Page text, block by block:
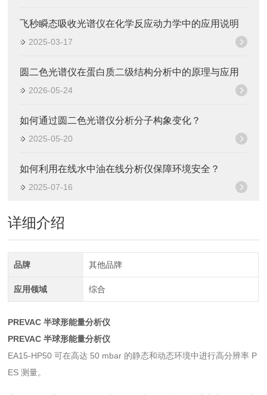
飞秒瞬态吸收光谱仪在化学反应动力学中的应用说明
2025-03-17
圆二色光谱仪在蛋白质二级结构分析中的原理与应用
2026-05-24
如何通过圆二色光谱仪分析分子构象变化？
2025-05-20
如何利用在线水中油在线分析仪保障环境安全？
2025-07-16
详细介绍
品牌 其他品牌
应用领域 综合
PREVAC 半球形能量分析仪
PREVAC 半球形能量分析仪
EA15-HP50 可在高达 50 mbar 的静态和动态环境中进行高分辨率 P
ES 测量。